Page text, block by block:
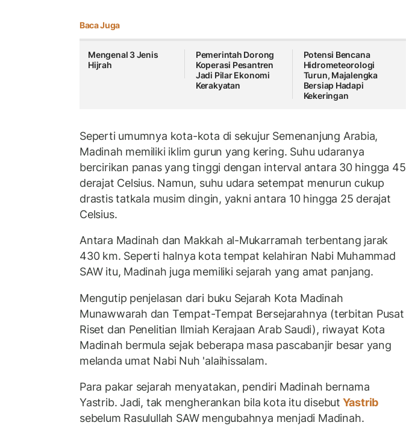
Baca Juga
Mengenal 3 Jenis
Hijrah
Pemerintah Dorong
Koperasi Pesantren
Jadi Pilar Ekonomi
Kerakyatan
Potensi Bencana
Hidrometeorologi
Turun, Majalengka
Bersiap Hadapi
Kekeringan
Seperti umumnya kota-kota di sekujur Semenanjung Arabia,
Madinah memiliki iklim gurun yang kering. Suhu udaranya
bercirikan panas yang tinggi dengan interval antara 30 hingga 45
derajat Celsius. Namun, suhu udara setempat menurun cukup
drastis tatkala musim dingin, yakni antara 10 hingga 25 derajat
Celsius.
Antara Madinah dan Makkah al-Mukarramah terbentang jarak
430 km. Seperti halnya kota tempat kelahiran Nabi Muhammad
SAW itu, Madinah juga memiliki sejarah yang amat panjang.
Mengutip penjelasan dari buku Sejarah Kota Madinah
Munawwarah dan Tempat-Tempat Bersejarahnya (terbitan Pusat
Riset dan Penelitian Ilmiah Kerajaan Arab Saudi), riwayat Kota
Madinah bermula sejak beberapa masa pascabanjir besar yang
melanda umat Nabi Nuh 'alaihissalam.
Para pakar sejarah menyatakan, pendiri Madinah bernama
Yastrib. Jadi, tak mengherankan bila kota itu disebut Yastrib
sebelum Rasulullah SAW mengubahnya menjadi Madinah.